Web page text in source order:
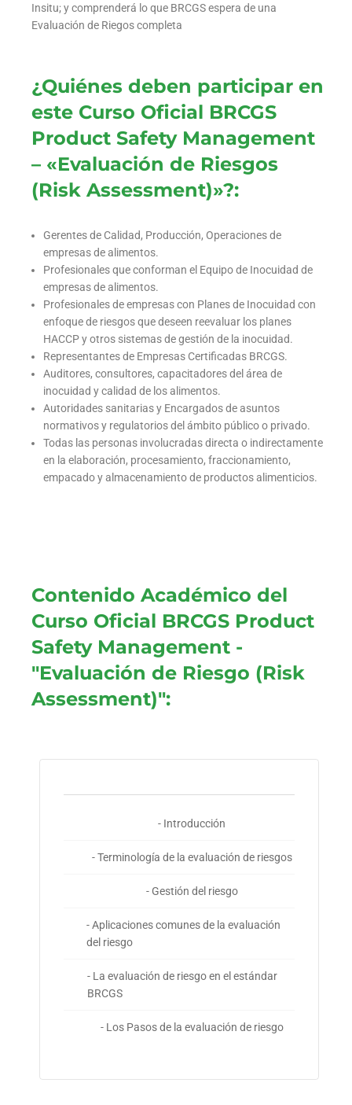
Insitu; y comprenderá lo que BRCGS espera de una
Evaluación de Riegos completa
¿Quiénes deben participar en
este Curso Oficial BRCGS
Product Safety Management
– «Evaluación de Riesgos
(Risk Assessment)»?:
Gerentes de Calidad, Producción, Operaciones de
empresas de alimentos.
Profesionales que conforman el Equipo de Inocuidad de
empresas de alimentos.
Profesionales de empresas con Planes de Inocuidad con
enfoque de riesgos que deseen reevaluar los planes
HACCP y otros sistemas de gestión de la inocuidad.
Representantes de Empresas Certificadas BRCGS.
Auditores, consultores, capacitadores del área de
inocuidad y calidad de los alimentos.
Autoridades sanitarias y Encargados de asuntos
normativos y regulatorios del ámbito público o privado.
Todas las personas involucradas directa o indirectamente
en la elaboración, procesamiento, fraccionamiento,
empacado y almacenamiento de productos alimenticios.
Contenido Académico del
Curso Oficial BRCGS Product
Safety Management -
"Evaluación de Riesgo (Risk
Assessment)":
- Introducción
- Terminología de la evaluación de riesgos
- Gestión del riesgo
- Aplicaciones comunes de la evaluación
del riesgo
- La evaluación de riesgo en el estándar
BRCGS
- Los Pasos de la evaluación de riesgo